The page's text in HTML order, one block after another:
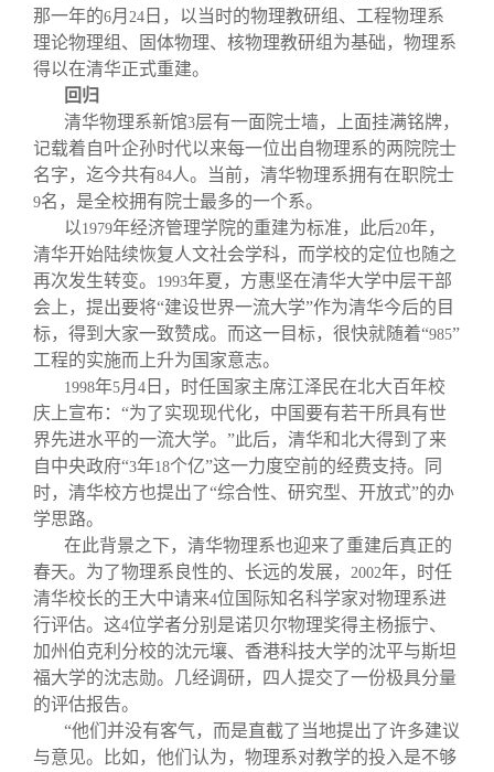
那一年的6月 24 日，以当时的物理教研组、工程物理系
理论物理组、固体物理、核物理教研组为基础，物理系
得以在清华正式重建。
回归
清华物理系新馆3层有一面院士墙，上面挂满铭牌，
记载着自叶企孙时代以来每一位出自物理系的两院院士
名字，迄今共有84人。当前，清华物理系拥有在职院士
9名，是全校拥有院士最多的一个系。
以 1979年经济管理学院的重建为标准，此后20年，
清华开始陆续恢复人文社会学科，而学校的定位也随之
再次发生转变。
1993年夏，方惠坚在清华大学中层干部
会上，提出要将“建设世界一流大学”作为清华今后的目
标，得到大家一致赞成。而这一目标，很快就随着“985”
工程的实施而上升为国家意志。
1998年5月 4 日，时任国家主席江泽民在北大百年校
庆上宣布：“为了实现现代化，中国要有若干所具有世
界先进水平的一流大学。”此后，清华和北大得到了来
自中央政府“3年18个亿”这一力度空前的经费支持。同
时，清华校方也提出了“综合性、研究型、开放式”的办
学思路。
在此背景之下，清华物理系也迎来了重建后真正的
春天。为了物理系良性的、长远的发展，
2002年，时任
清华校长的王大中请来4位国际知名科学家对物理系进
行评估。这4位学者分别是诺贝尔物理奖得主杨振宁、
加州伯克利分校的沈元壤、香港科技大学的沈平与斯坦
福大学的沈志勋。几经调研，四人提交了一份极具分量
的评估报告。
“他们并没有客气，而是直截了当地提出了许多建议
与意见。比如，他们认为，物理系对教学的投入是不够